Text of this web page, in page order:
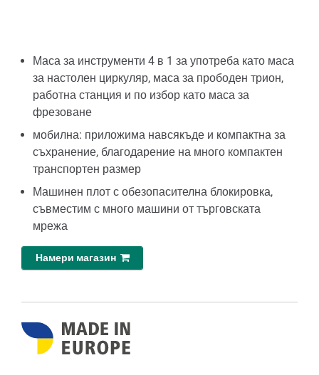
Маса за инструменти 4 в 1 за употреба като маса
за настолен циркуляр, маса за прободен трион,
работна станция и по избор като маса за
фрезоване
мобилна: приложима навсякъде и компактна за
съхранение, благодарение на много компактен
транспортен размер
Машинен плот с обезопасителна блокировка,
съвместим с много машини от търговската
мрежа
Намери магазин